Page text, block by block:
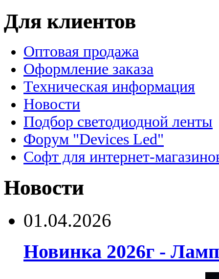
Для клиентов
Оптовая продажа
Оформление заказа
Техническая информация
Новости
Подбор светодиодной ленты
Форум "Devices Led"
Софт для интернет-
Новости
01.04.2026
Новинка 2026г -